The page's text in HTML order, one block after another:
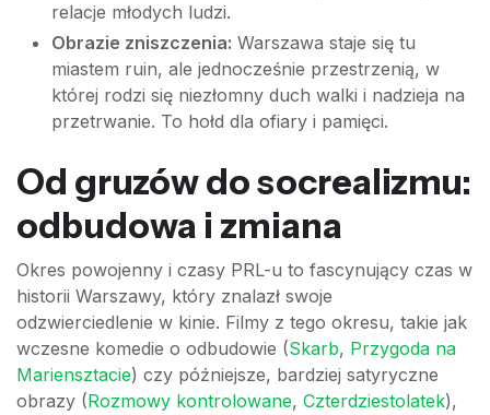
relacje młodych ludzi.
Obrazie zniszczenia: Warszawa staje się tu
miastem ruin, ale jednocześnie przestrzenią, w
której rodzi się niezłomny duch walki i nadzieja na
przetrwanie. To hołd dla ofiary i pamięci.
Od gruzów do socrealizmu:
odbudowa i zmiana
Okres powojenny i czasy PRL-u to fascynujący czas w
historii Warszawy, który znalazł swoje
odzwierciedlenie w kinie. Filmy z tego okresu, takie jak
wczesne komedie o odbudowie (Skarb, Przygoda na
Mariensztacie) czy późniejsze, bardziej satyryczne
obrazy (Rozmowy kontrolowane, Czterdziestolatek),